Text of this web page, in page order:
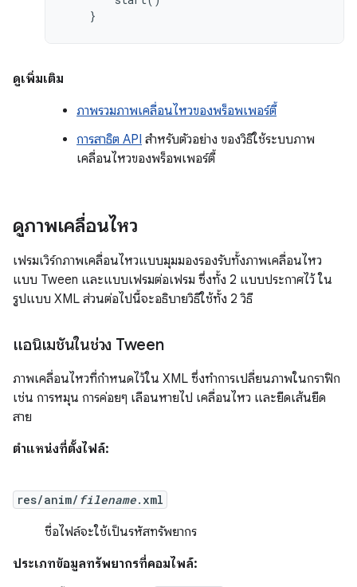
}
ดูเพิ่มเติม
ภาพรวมภาพเคลื่อนไหวของพร็อพเพอร์ตี้
การสาธิต API สำหรับตัวอย่าง ของวิธีใช้ระบบภาพ
เคลื่อนไหวของพร็อพเพอร์ตี้
ดูภาพเคลื่อนไหว
เฟรมเวิร์กภาพเคลื่อนไหวแบบมุมมองรองรับทั้งภาพเคลื่อนไหว
แบบ Tween และแบบเฟรมต่อเฟรม ซึ่งทั้ง 2 แบบประกาศไว้ ใน
รูปแบบ XML ส่วนต่อไปนี้จะอธิบายวิธีใช้ทั้ง 2 วิธี
แอนิเมชันในช่วง Tween
ภาพเคลื่อนไหวที่กำหนดไว้ใน XML ซึ่งทำการเปลี่ยนภาพในกราฟิก
เช่น การหมุน การค่อยๆ เลือนหายไป เคลื่อนไหว และยืดเส้นยืด
สาย
ตำแหน่งที่ตั้งไฟล์:
res/anim/ filename.xml
ชื่อไฟล์จะใช้เป็นรหัสทรัพยากร
ประเภทข้อมูลทรัพยากรที่คอมไพล์: